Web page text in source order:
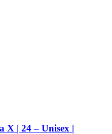
X | 24 – Unisex |